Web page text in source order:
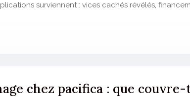
surviennent : vices cachés révélés,
chez pacifica : que